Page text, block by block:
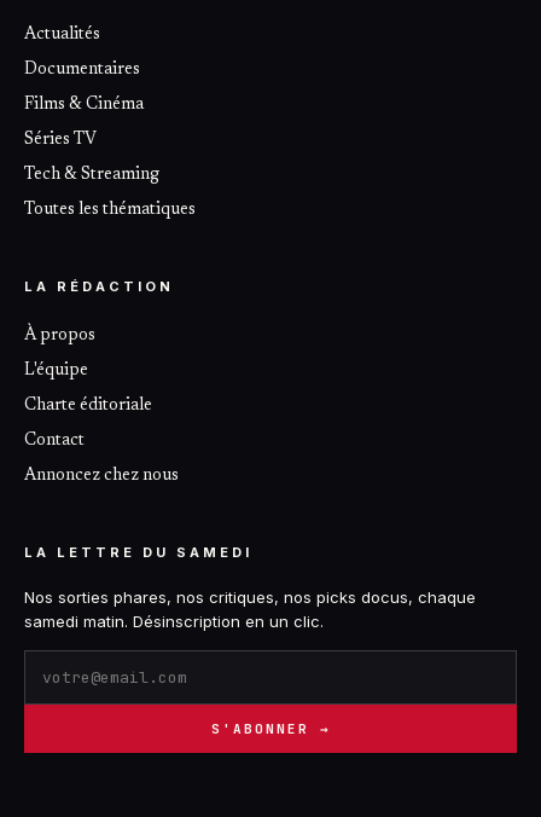
Actualités
Documentaires
Films & Cinéma
Séries TV
Tech & Streaming
Toutes les thématiques
LA RÉDACTION
À propos
L'équipe
Charte éditoriale
Contact
Annoncez chez nous
LA LETTRE DU SAMEDI
Nos sorties phares, nos critiques, nos picks docus, chaque
samedi matin. Désinscription en un clic.
S'ABONNER →